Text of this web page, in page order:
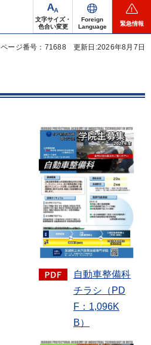
文字サイズ・
色合い変更
Foreign
Language
緊急情報
ページ番号：71688 更新日:2026年8月7日
自動車整備科
チラシ（PD
F：1,096K
B）